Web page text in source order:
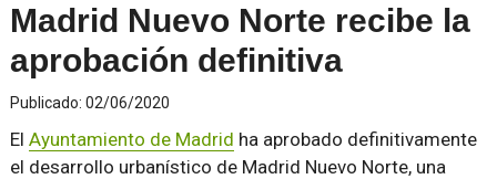
Madrid Nuevo Norte recibe la
aprobación definitiva
Publicado: 02/06/2020
El Ayuntamiento de Madrid ha aprobado definitivamente
el desarrollo urbanístico de Madrid Nuevo Norte, una